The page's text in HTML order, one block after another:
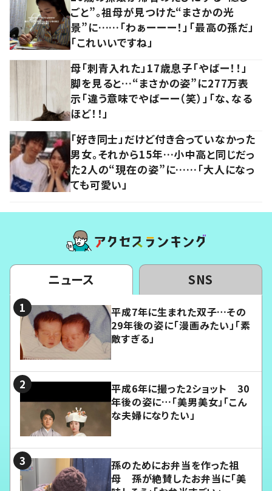
ごと”。祖母が見つけた“まさかの光
景”に……「わぁーーー！」「最高の孫だ」
「これいいですね」
母「刺青入れた」17歳息子「やばー！！」
脚を見ると…“まさかの姿”に277万表
示「違う意味でやばーー（笑）」「な、なる
ほど！！」
「好き同士」だけど付き合っていなかった
男女。それから15年…小中高と同じだっ
た2人の“現在の姿”に……「大人になっ
ても可愛い」
ニュース SNS
平成7年に生まれた双子…その
29年後の姿に「漫画みたい」「素
敵すぎる」
平成6年に撮った2ショット 30
年後の姿に…「美男美女」「こん
な夫婦になりたい」
孫のためにお弁当を作った祖
母 孫が絶賛したお弁当に「美